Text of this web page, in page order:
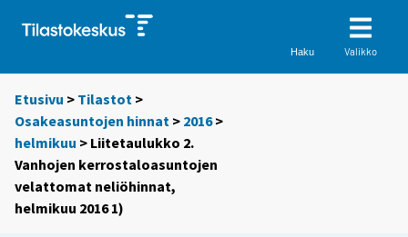
Haku Valikko
Etusivu > Tilastot >
Osakeasuntojen hinnat > 2016>
helmikuu > Liitetaulukko 2.
Vanhojen kerrostaloasuntojen
velattomat neliöhinnat,
helmikuu 2016 1)